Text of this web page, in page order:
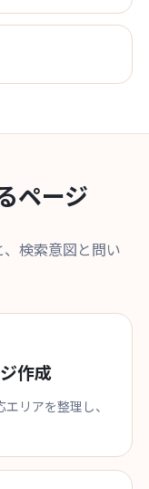
ページ
検索意図と問い
作成
リアを整理し、